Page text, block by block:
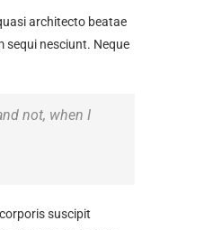
architecto beatae
nesciunt. Neque
not, when I
suscipit